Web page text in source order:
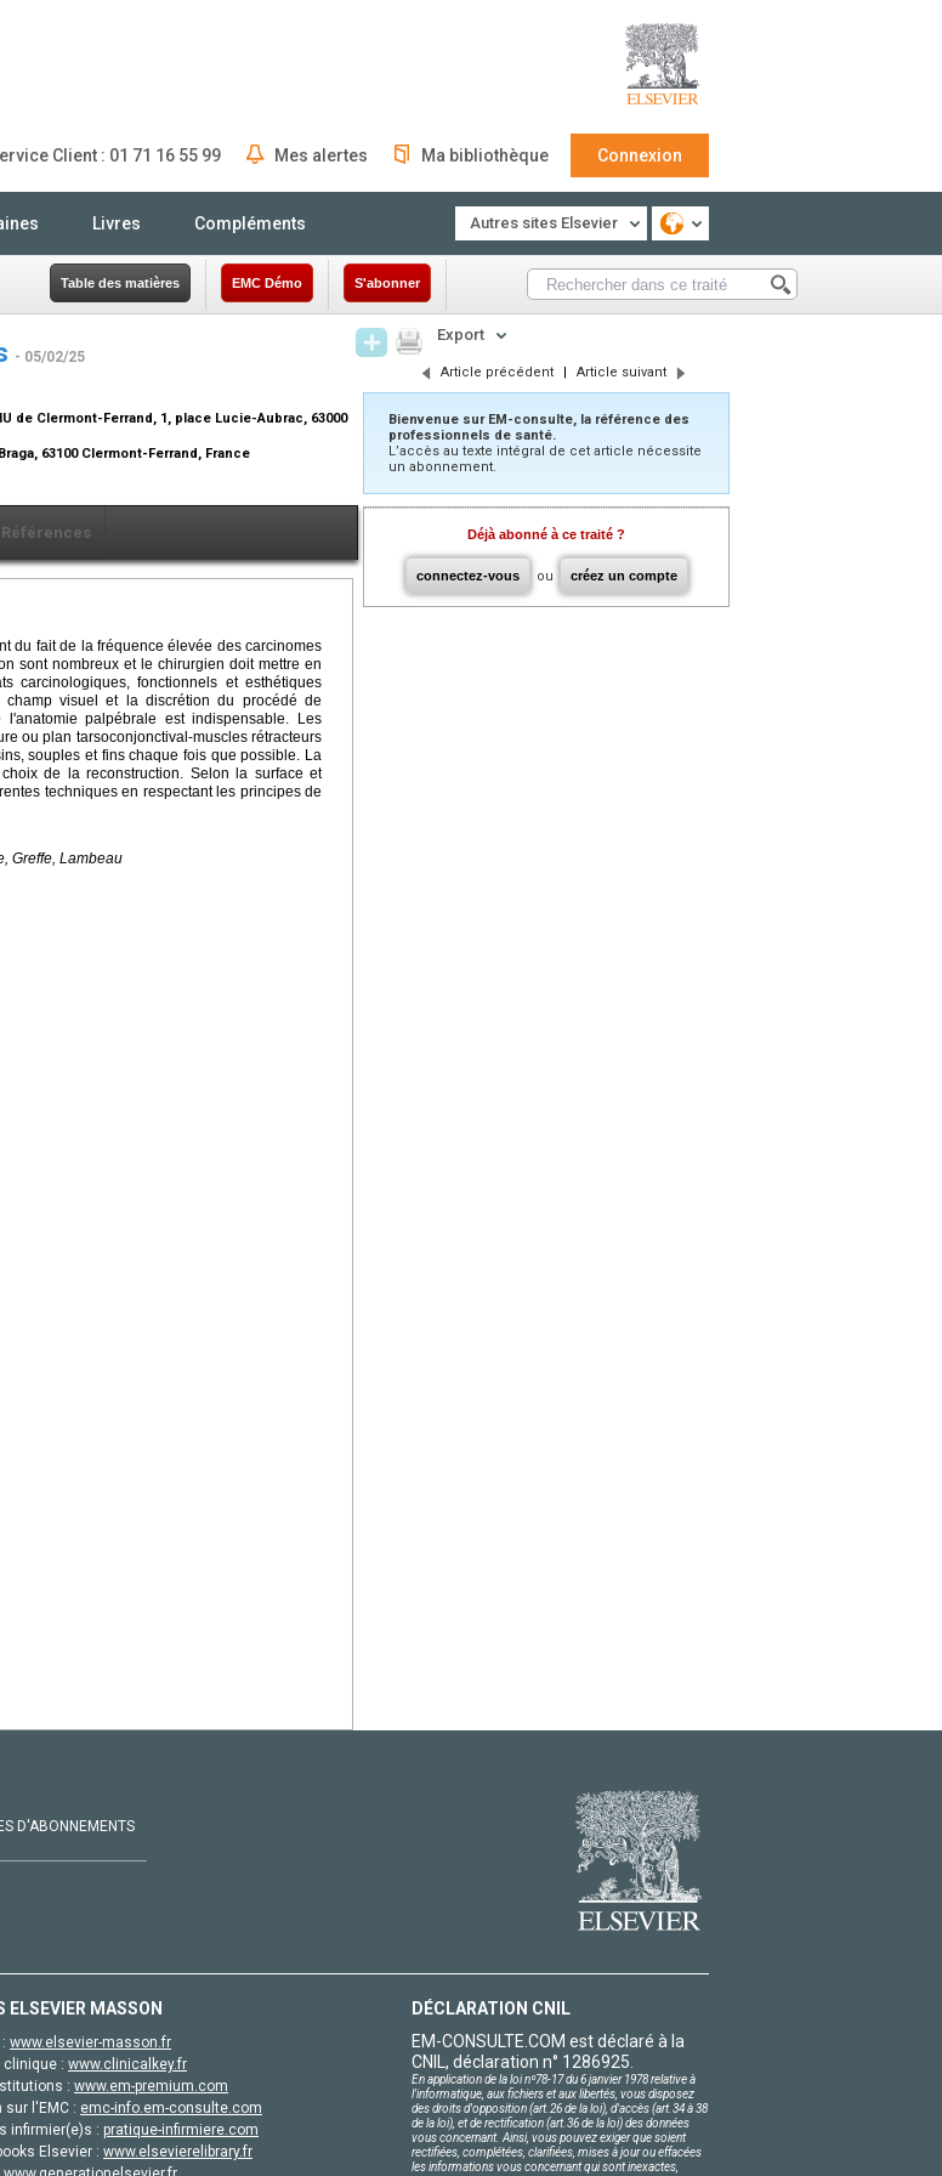
Client : 01 71 16 55 99 Mes alertes Ma bibliothèque Connexion
Livres Compléments Autres sites Elsevier
Table des matières EMC Démo S'abonner
- 05/02/25
Clermont-Ferrand, 1, place Lucie-Aubrac, 63000
63100 Clermont-Ferrand, France
Références
du fait de la fréquence élevée des carcinomes
sont nombreux et le chirurgien doit mettre en
fonctionnels et esthétiques
visuel et la discrétion du procédé de
palpébrale est indispensable. Les
ou plan tarsoconjonctival-muscles rétracteurs
souples et fins chaque fois que possible. La
de la reconstruction. Selon la surface et
techniques en respectant les principes de
Greffe, Lambeau
Export
Article précédent | Article suivant
Bienvenue sur EM-consulte, la référence des
professionnels de santé.
L’accès au texte intégral de cet article nécessite
un abonnement.
Déjà abonné à ce traité ?
connectez-vous ou créez un compte
D'ABONNEMENTS
ELSEVIER MASSON
www.elsevier-masson.fr
clinique : www.clinicalkey.fr
: www.em-premium.com
l'EMC : emc-info.em-consulte.com
infirmier(e)s : pratique-infirmiere.com
Elsevier : www.elsevierelibrary.fr
DÉCLARATION CNIL
EM-CONSULTE.COM est déclaré à la
CNIL, déclaration n° 1286925.
En application de la loi nº78-17 du 6 janvier 1978 relative à
l'informatique, aux fichiers et aux libertés, vous disposez
des droits d'opposition (art.26 de la loi), d'accès (art.34 à 38
de la loi), et de rectification (art.36 de la loi) des données
vous concernant. Ainsi, vous pouvez exiger que soient
rectifiées, complétées, clarifiées, mises à jour ou effacées
les informations vous concernant qui sont inexactes,